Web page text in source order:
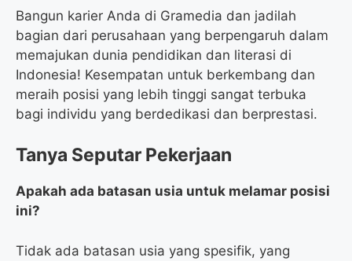
Bangun karier Anda di Gramedia dan jadilah
bagian dari perusahaan yang berpengaruh dalam
memajukan dunia pendidikan dan literasi di
Indonesia! Kesempatan untuk berkembang dan
meraih posisi yang lebih tinggi sangat terbuka
bagi individu yang berdedikasi dan berprestasi.
Tanya Seputar Pekerjaan
Apakah ada batasan usia untuk melamar posisi
ini?
Tidak ada batasan usia yang spesifik, yang